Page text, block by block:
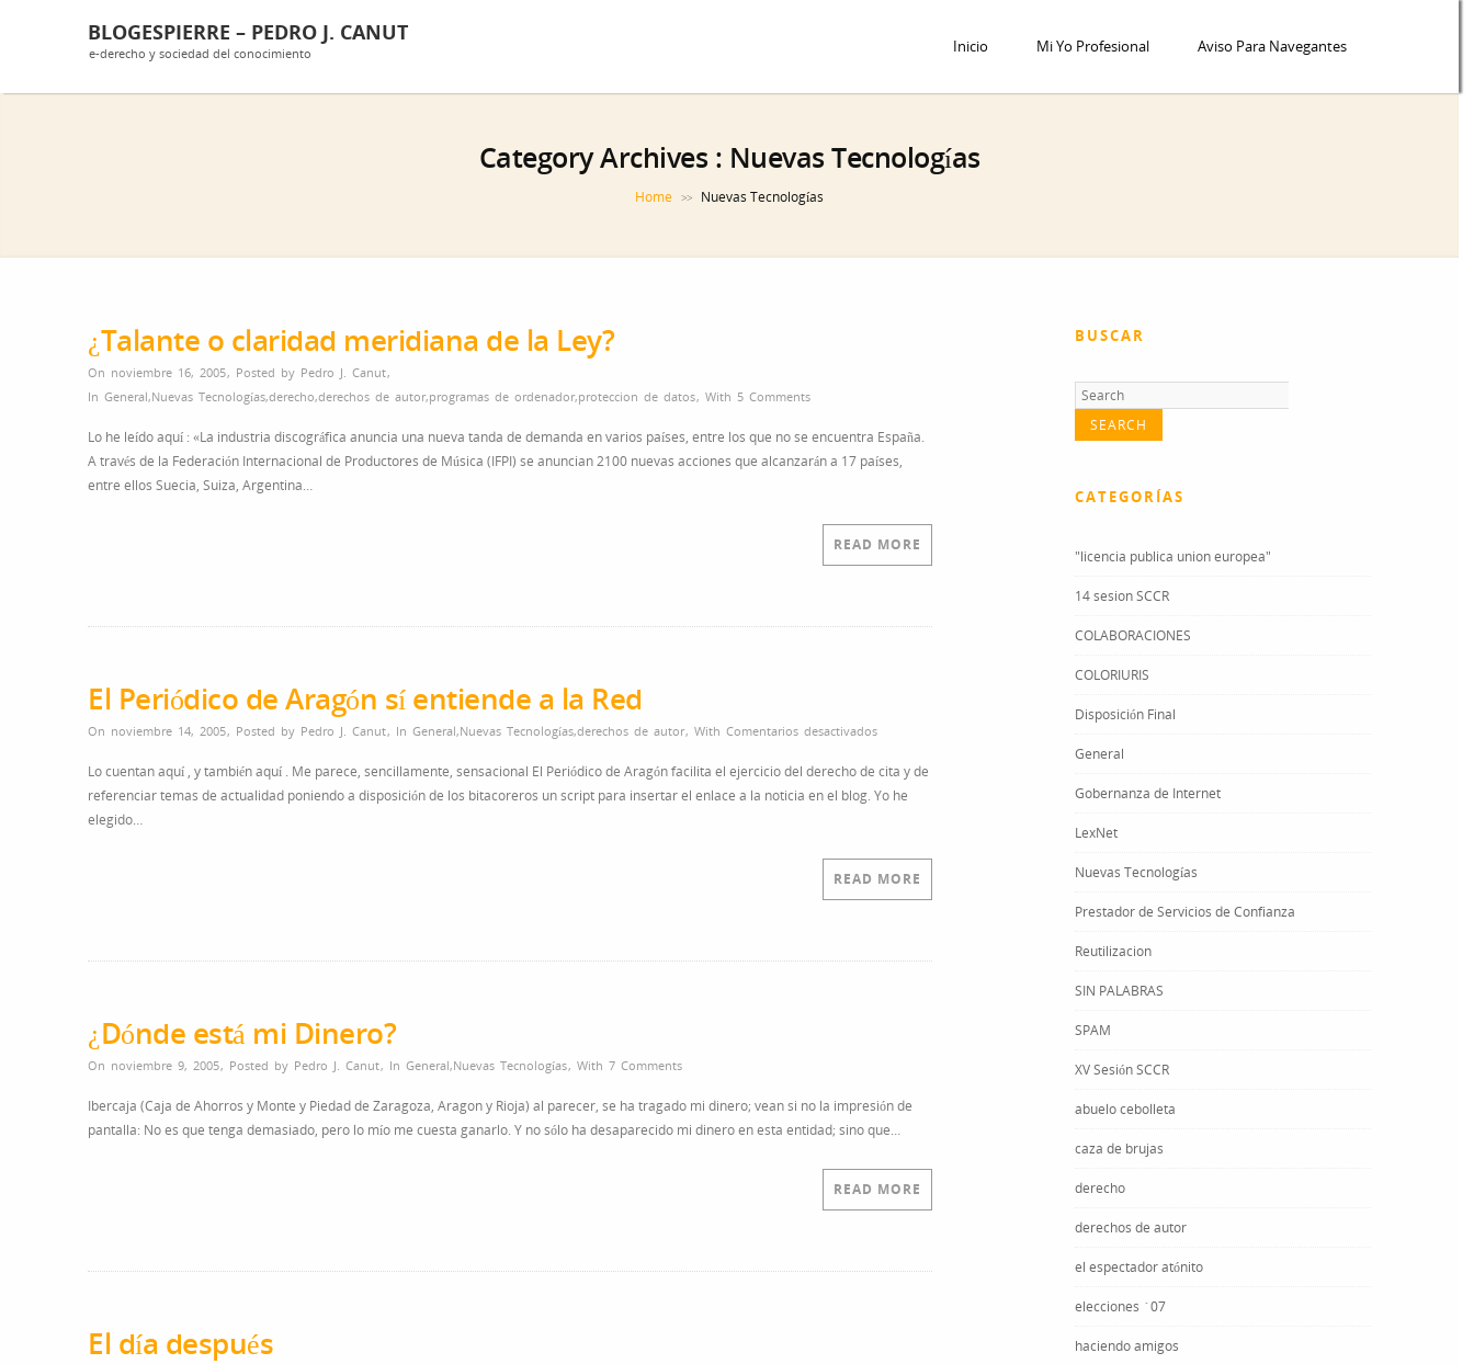
BLOGESPIERRE – PEDRO J. CANUT
e-derecho y sociedad del conocimiento Inicio Mi Yo Profesional Aviso Para Navegantes
Category Archives : Nuevas Tecnologías
Home >> Nuevas Tecnologías
¿Talante o claridad meridiana de la Ley?
On noviembre 16, 2005, Posted by Pedro J. Canut,
In General,Nuevas Tecnologías,derecho,derechos de autor,programas de ordenador,proteccion de datos, With 5 Comments
Lo he leído aquí : «La industria discográfica anuncia una nueva tanda de demanda en varios países, entre los que no se encuentra España.
A través de la Federación Internacional de Productores de Música (IFPI) se anuncian 2100 nuevas acciones que alcanzarán a 17 países,
entre ellos Suecia, Suiza, Argentina…
READ MORE
El Periódico de Aragón sí entiende a la Red
On noviembre 14, 2005, Posted by Pedro J. Canut, In General,Nuevas Tecnologías,derechos de autor, With Comentarios desactivadosen
Periódico
de
entiende
a
Lo cuentan aquí , y también aquí . Me parece, sencillamente, sensacional El Periódico de Aragón facilita el ejercicio del derecho de cita y de
referenciar temas de actualidad poniendo a disposición de los bitacoreros un script para insertar el enlace a la noticia en el blog. Yo he
elegido…
READ MORE
¿Dónde está mi Dinero?
On noviembre 9, 2005, Posted by Pedro J. Canut, In General,Nuevas Tecnologías, With 7 Comments
Ibercaja (Caja de Ahorros y Monte y Piedad de Zaragoza, Aragon y Rioja) al parecer, se ha tragado mi dinero; vean si no la impresión de
pantalla: No es que tenga demasiado, pero lo mío me cuesta ganarlo. Y no sólo ha desaparecido mi dinero en esta entidad; sino que…
READ MORE
El día después
BUSCAR
CATEGORÍAS
"licencia publica union europea"
14 sesion SCCR
COLABORACIONES
COLORIURIS
Disposición Final
General
Gobernanza de Internet
LexNet
Nuevas Tecnologías
Prestador de Servicios de Confianza
Reutilizacion
SIN PALABRAS
SPAM
XV Sesión SCCR
abuelo cebolleta
caza de brujas
derecho
derechos de autor
el espectador atónito
elecciones ´07
haciendo amigos